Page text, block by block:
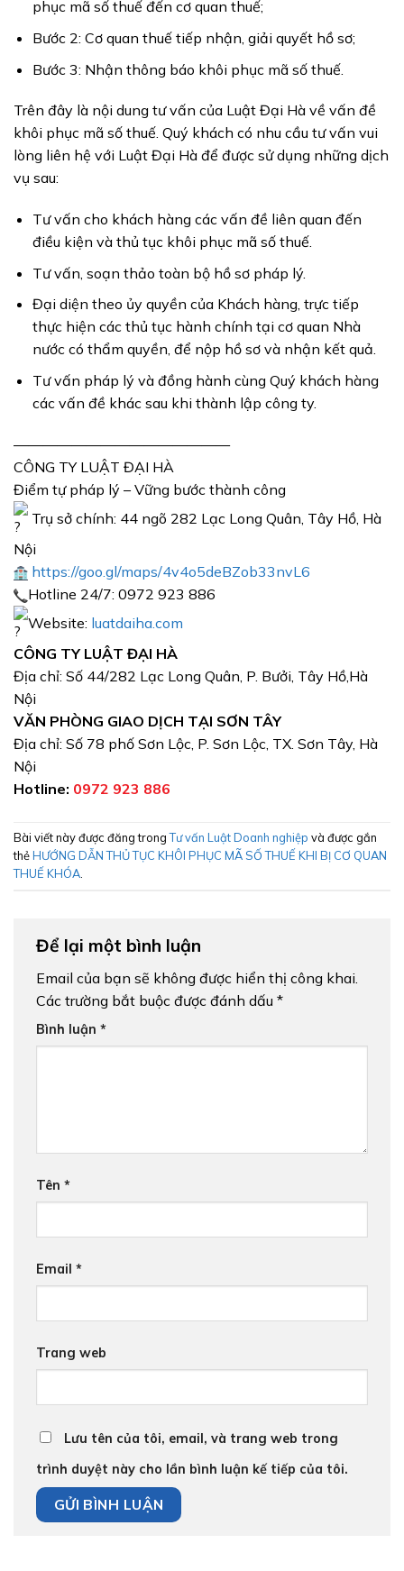
phục mã số thuế đến cơ quan thuế;
Bước 2: Cơ quan thuế tiếp nhận, giải quyết hồ sơ;
Bước 3: Nhận thông báo khôi phục mã số thuế.
Trên đây là nội dung tư vấn của Luật Đại Hà về vấn đề
khôi phục mã số thuế. Quý khách có nhu cầu tư vấn vui
lòng liên hệ với Luật Đại Hà để được sử dụng những dịch
vụ sau:
Tư vấn cho khách hàng các vấn đề liên quan đến
điều kiện và thủ tục khôi phục mã số thuế.
Tư vấn, soạn thảo toàn bộ hồ sơ pháp lý.
Đại diện theo ủy quyền của Khách hàng, trực tiếp
thực hiện các thủ tục hành chính tại cơ quan Nhà
nước có thẩm quyền, để nộp hồ sơ và nhận kết quả.
Tư vấn pháp lý và đồng hành cùng Quý khách hàng
các vấn đề khác sau khi thành lập công ty.
———————————————
CÔNG TY LUẬT ĐẠI HÀ
Điểm tự pháp lý – Vững bước thành công
Trụ sở chính: 44 ngõ 282 Lạc Long Quân, Tây Hồ, Hà
Nội
https://goo.gl/maps/4v4o5deBZob33nvL6
Hotline 24/7: 0972 923 886
Website: luatdaiha.com
CÔNG TY LUẬT ĐẠI HÀ
Địa chỉ: Số 44/282 Lạc Long Quân, P. Bưởi, Tây Hồ,Hà
Nội
VĂN PHÒNG GIAO DỊCH TẠI SƠN TÂY
Địa chỉ: Số 78 phố Sơn Lộc, P. Sơn Lộc, TX. Sơn Tây, Hà
Nội
Hotline: 0972 923 886
Bài viết này được đăng trongTư vấn Luật Doanh nghiệp và được gắn
thẻHƯỚNG DẪN THỦ TỤC KHÔI PHỤC MÃ SỐ THUẾ KHI BỊ CƠ QUAN
THUẾ KHÓA
Để lại một bình luận
Email của bạn sẽ không được hiển thị công khai.
Các trường bắt buộc được đánh dấu *
Bình luận *
Tên *
Email *
Trang web
Lưu tên của tôi, email, và trang web trong
trình duyệt này cho lần bình luận kế tiếp của tôi.